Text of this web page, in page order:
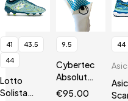
41
43.5
44
Lotto
Solista
9.5
Cybertec
AbsolutGrip
HN
€95.00
44